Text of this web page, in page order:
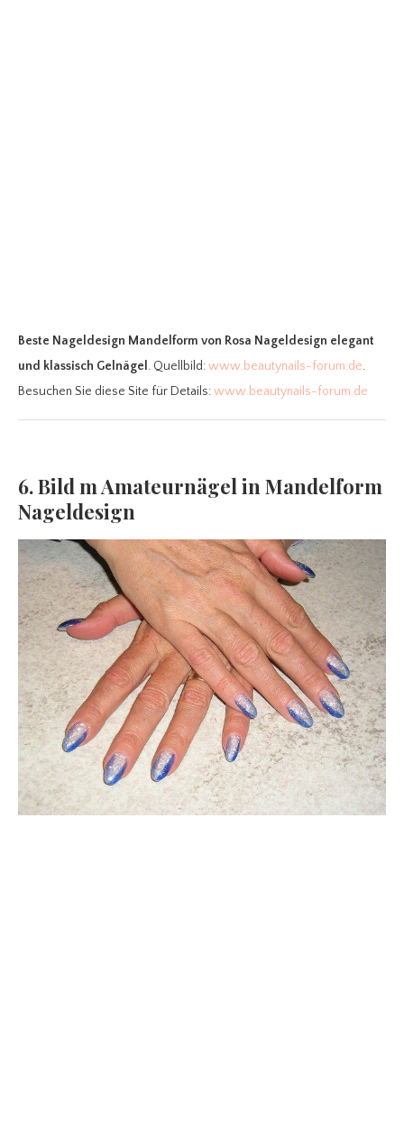
Beste Nageldesign Mandelform von Rosa Nageldesign elegant
und klassisch Gelnägel . Quellbild:www.beautynails-forum.de.
Besuchen Sie diese Site für Details:www.beautynails-forum.de
6. Bild m Amateurnägel in Mandelform
Nageldesign